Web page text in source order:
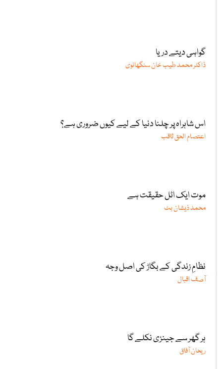
گواہی دیتے دریا
ڈاکٹر محمد طیب خان سنگھانوی
اس شاہراہ پر چلنا دنیا کے لیے کیوں ضروری ہے؟
اعتصام الحق ثاقب
موت ایک اٹل حقیقت ہے
محمد ذیشان بٹ
نظامِ زندگی کے بگاڑ کی اصل وجہ
آصف اقبال
ہر گھر سے جینزی نکلے گا
ریحان آفاق